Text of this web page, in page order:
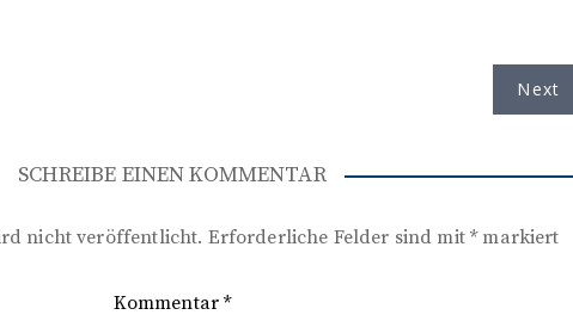
Next
SCHREIBE EINEN KOMMENTAR
nicht veröffentlicht. Erforderliche Felder sind mit*markiert
Kommentar*